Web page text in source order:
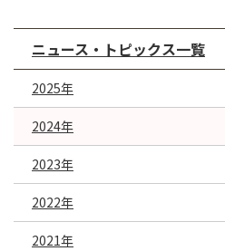
ニュース・トピックス一覧
2025年
2024年
2023年
2022年
2021年